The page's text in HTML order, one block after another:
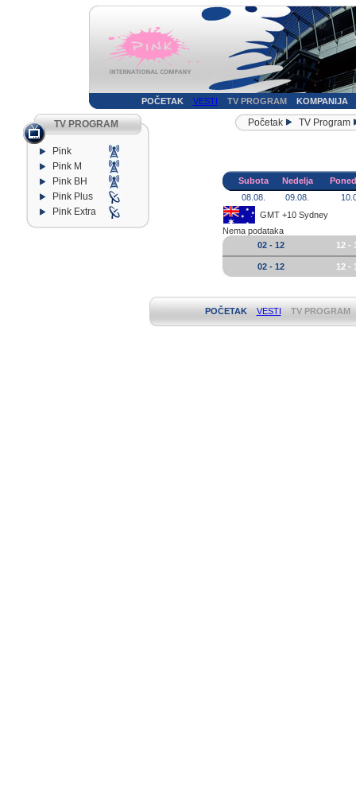
POČETAK VESTI TV PROGRAM KOMPANIJA
TV PROGRAM
Pink
Pink M
Pink BH
Pink Plus
Pink Extra
Početak TV Program
Subota Nedelja
08.08.
09.08.
GMT +10 Sydney
Nema podataka
02 - 12
12 -
02 - 12 12 -
POČETAK VESTI TV PROGRAM